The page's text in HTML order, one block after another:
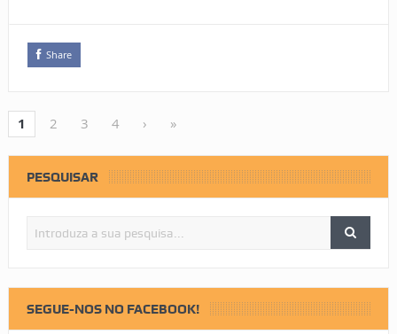
Share
1 2 3 4 › »
PESQUISAR
SEGUE-NOS NO FACEBOOK!